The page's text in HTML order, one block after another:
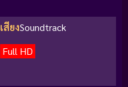
เสียงSoundtrack
Full HD